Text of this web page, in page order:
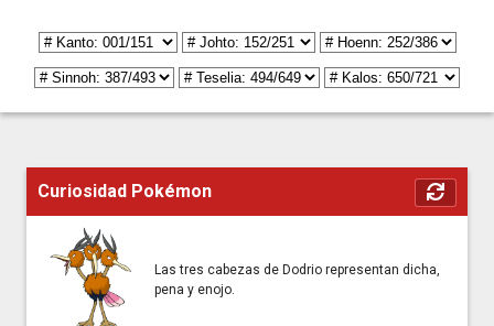
Curiosidad Pokémon
Las tres cabezas de Dodrio representan dicha,
pena y enojo.